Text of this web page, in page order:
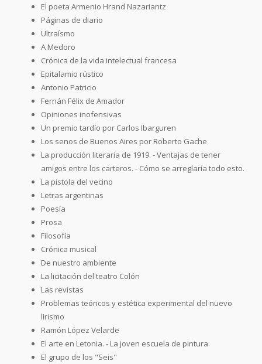
El poeta Armenio Hrand Nazariantz
Páginas de diario
Ultraísmo
A Medoro
Crónica de la vida intelectual francesa
Epitalamio rústico
Antonio Patricio
Fernán Félix de Amador
Opiniones inofensivas
Un premio tardío por Carlos Ibarguren
Los senos de Buenos Aires por Roberto Gache
La producción literaria de 1919. - Ventajas de tener
amigos entre los carteros. - Cómo se arreglaría todo esto.
La pistola del vecino
Letras argentinas
Poesía
Prosa
Filosofía
Crónica musical
De nuestro ambiente
La licitación del teatro Colón
Las revistas
Problemas teóricos y estética experimental del nuevo
lirismo
Ramón López Velarde
El arte en Letonia. - La joven escuela de pintura
El grupo de los "Seis"